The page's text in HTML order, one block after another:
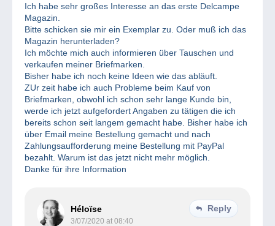
Ich habe sehr großes Interesse an das erste Delcampe
Magazin.
Bitte schicken sie mir ein Exemplar zu. Oder muß ich das
Magazin herunterladen?
Ich möchte mich auch informieren über Tauschen und
verkaufen meiner Briefmarken.
Bisher habe ich noch keine Ideen wie das abläuft.
ZUr zeit habe ich auch Probleme beim Kauf von
Briefmarken, obwohl ich schon sehr lange Kunde bin,
werde ich jetzt aufgefordert Angaben zu tätigen die ich
bereits schon seit langem gemacht habe. Bisher habe ich
über Email meine Bestellung gemacht und nach
Zahlungsaufforderung meine Bestellung mit PayPal
bezahlt. Warum ist das jetzt nicht mehr möglich.
Danke für ihre Information
Héloïse
3/07/2020 at 08:40
Reply